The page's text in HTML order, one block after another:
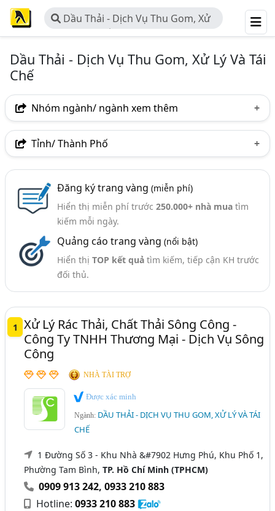
Dầu Thải - Dịch Vụ Thu Gom, Xử
Lý Và Tái Chế
Dầu Thải - Dịch Vụ Thu Gom, Xử Lý Và Tái
Chế
Nhóm ngành/ ngành xem thêm
Ngành nghề
Ngành xem thêm
Môi Trường - Công Ty Môi Trường (535)
Xử Lý (259)
Xử Lý Chất Thải Nguy Hại, Xử Lý Rác Thải Nguy Hại (96)
Tỉnh/ Thành Phố
TP. Hải Phòng
Bình Phước
Phú Thọ
Hải Dương
Đăng ký trang vàng (miễn phí)
Hiển thị miễn phí trước 250.000+ nhà muatìm
kiếm mỗi ngày.
Quảng cáo trang vàng (nổi bật)
Hiển thị TOP kết quảtìm kiếm, tiếp cận KH trước
đối thủ.
1
Xử Lý Rác Thải, Chất Thải Sông Công -
Công Ty TNHH Thương Mại - Dịch Vụ Sông
Công
NHÀ TÀI TRỢ
Được xác minh
Ngành: DẦU THẢI - DỊCH VỤ THU GOM, XỬ LÝ VÀ TÁI
CHẾ
1 Đường Số 3 - Khu Nhà &#7902 Hưng Phú, Khu Phố 1,
Phường Tam Bình,TP. Hồ Chí Minh (TPHCM)
0909 913 242,0933 210 883
Hotline:0933 210 883